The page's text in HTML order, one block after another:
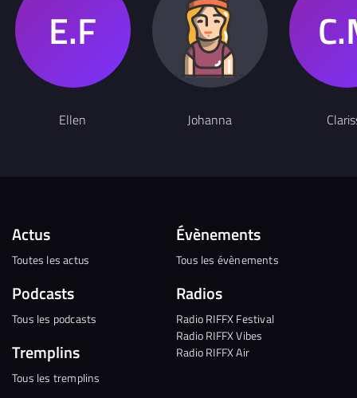
Ellen Johanna
Actus
Toutes les actus
Podcasts
Tous les podcasts
Tremplins
Tous les tremplins
Évènements
Tous les évènements
Radios
Radio RIFFX Festival
Radio RIFFX Vibes
Radio RIFFX Air